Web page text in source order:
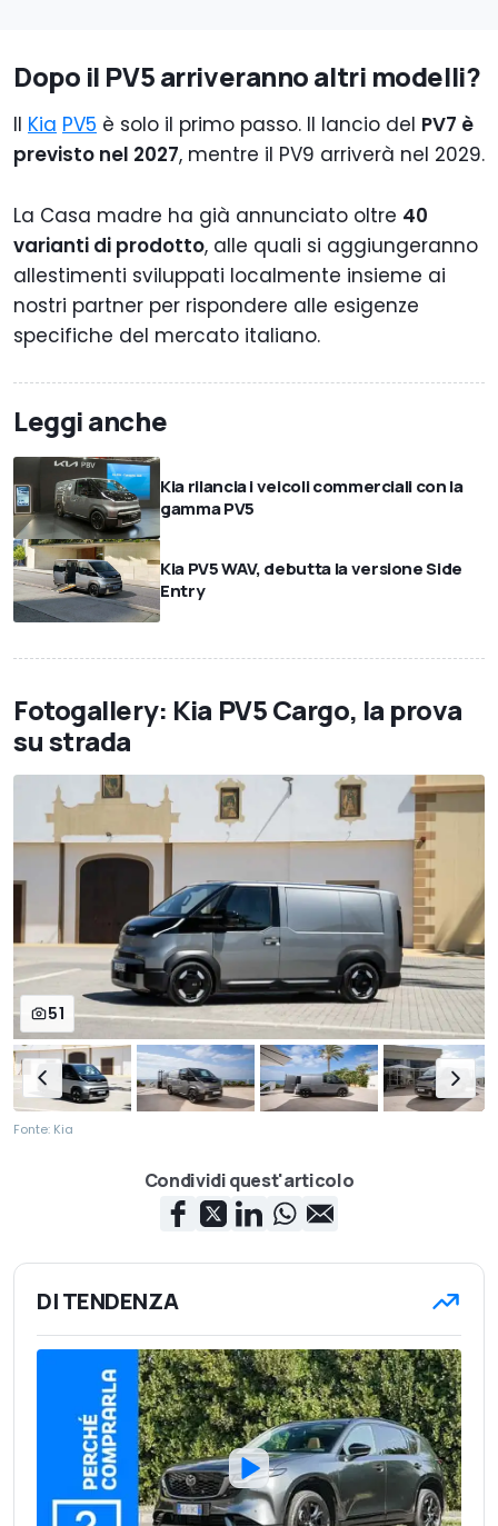
Dopo il PV5 arriveranno altri modelli?
Il Kia PV5 è solo il primo passo. Il lancio del PV7 è
previsto nel 2027, mentre il PV9 arriverà nel 2029.
La Casa madre ha già annunciato oltre 40
varianti di prodotto, alle quali si aggiungeranno
allestimenti sviluppati localmente insieme ai
nostri partner per rispondere alle esigenze
specifiche del mercato italiano.
Leggi anche
Kia rilancia i veicoli commerciali con la
gamma PV5
Kia PV5 WAV, debutta la versione Side
Entry
Fotogallery: Kia PV5 Cargo, la prova
su strada
51
Fonte: Kia
Condividi quest'articolo
DI TENDENZA